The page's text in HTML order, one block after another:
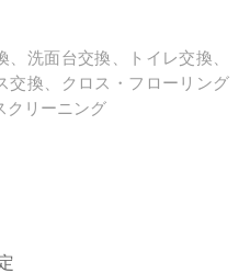
、洗面台交換、トイレ交換、
交換、クロス・フローリング
クリーニング